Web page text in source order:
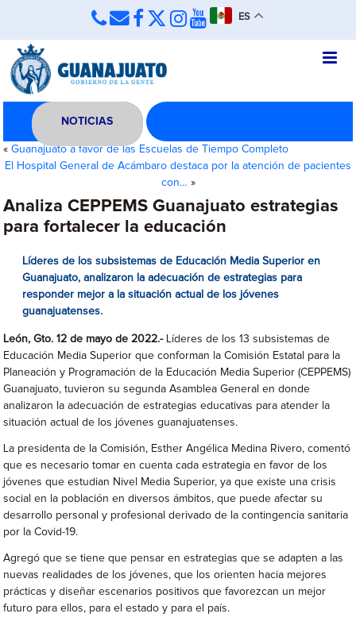
ES
NOTICIAS
«Guanajuato a favor de las Escuelas de Tiempo Completo
El Hospital General de Acámbaro destaca por la atención de pacientes
con… »
Analiza CEPPEMS Guanajuato estrategias
para fortalecer la educación
Líderes de los subsistemas de Educación Media Superior en
Guanajuato, analizaron la adecuación de estrategias para
responder mejor a la situación actual de los jóvenes
guanajuatenses.
León, Gto. 12 de mayo de 2022.-Líderes de los 13 subsistemas de
Educación Media Superior que conforman la Comisión Estatal para la
Planeación y Programación de la Educación Media Superior (CEPPEMS)
Guanajuato, tuvieron su segunda Asamblea General en donde
analizaron la adecuación de estrategias educativas para atender la
situación actual de los jóvenes guanajuatenses.
La presidenta de la Comisión, Esther Angélica Medina Rivero, comentó
que es necesario tomar en cuenta cada estrategia en favor de los
jóvenes que estudian Nivel Media Superior, ya que existe una crisis
social en la población en diversos ámbitos, que puede afectar su
desarrollo personal y profesional derivado de la contingencia sanitaria
por la Covid-19.
Agregó que se tiene que pensar en estrategias que se adapten a las
nuevas realidades de los jóvenes, que los orienten hacia mejores
prácticas y diseñar escenarios positivos que favorezcan un mejor
futuro para ellos, para el estado y para el país.